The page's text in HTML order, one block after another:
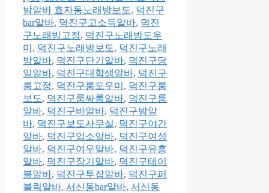
밤알바 효자동노래방보도, 덕진구
bar알바, 덕진구고소득알바, 덕진
구노래방고정, 덕진구노래방도우
미 , 덕진구노래방보도, 덕진구노래
방알바, 덕진구단기알바, 덕진구당
일알바, 덕진구대학생알바, 덕진구
룸고정, 덕진구룸도우미 , 덕진구룸
보도, 덕진구룸싸롱알바, 덕진구룸
알바, 덕진구바알바, 덕진구밤알
바, 덕진구보도사무실, 덕진구야간
알바, 덕진구업소알바, 덕진구여성
알바, 덕진구여우알바, 덕진구유흥
알바, 덕진구장기알바, 덕진구테이
블알바, 덕진구투잡알바, 덕진구퍼
블릭알바, 서신동bar알바, 서신동